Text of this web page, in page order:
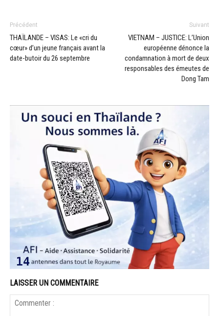
Précédent
THAÏLANDE – VISAS: Le «cri du
cœur» d’un jeune français avant la
date-butoir du 26 septembre
Suivant
VIETNAM – JUSTICE: L’Union
européenne dénonce la
condamnation à mort de deux
responsables des émeutes de
Dong Tam
LAISSER UN COMMENTAIRE